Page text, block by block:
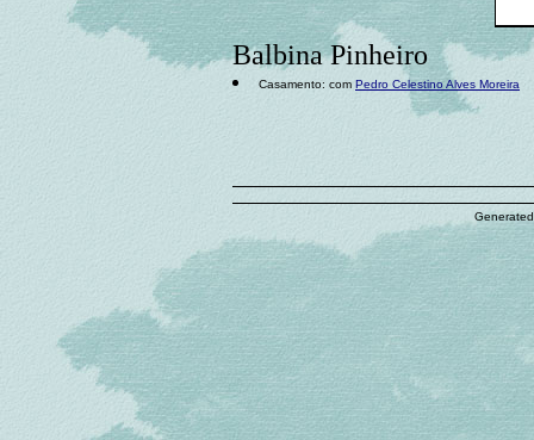
Balbina Pinheiro
Casamento: com Pedro Celestino Alves Moreira